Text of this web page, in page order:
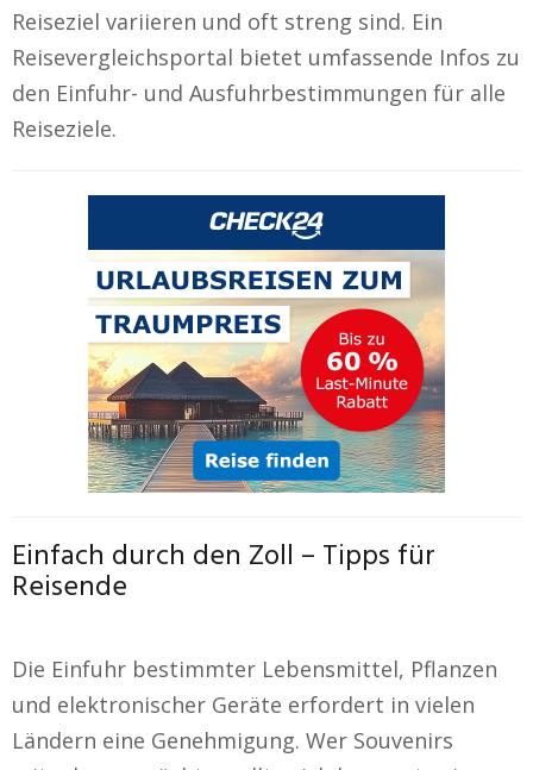
Reiseziel variieren und oft streng sind. Ein
Reisevergleichsportal bietet umfassende Infos zu
den Einfuhr- und Ausfuhrbestimmungen für alle
Reiseziele.
Einfach durch den Zoll – Tipps für
Reisende
Die Einfuhr bestimmter Lebensmittel, Pflanzen
und elektronischer Geräte erfordert in vielen
Ländern eine Genehmigung. Wer Souvenirs